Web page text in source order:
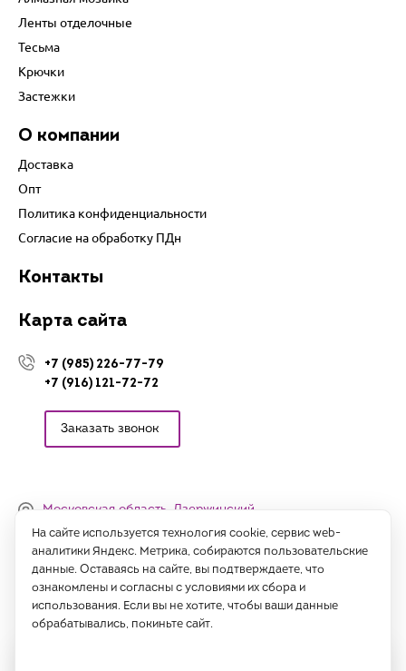
Ленты отделочные
Тесьма
Крючки
Застежки
О компании
Доставка
Опт
Политика конфиденциальности
Согласие на обработку ПДн
Контакты
Карта сайта
+7 (985) 226-77-79
+7 (916) 121-72-72
Заказать звонок
Московская область, Дзержинский,
Денисьевский проезд, 15 (офис)
Часы работы:
с 09:00 до 18:00, сб-вс - выходные
Написать нам
На сайте используется технология cookie, сервис web-
аналитики Яндекс. Метрика, собираются пользовательские
данные. Оставаясь на сайте, вы подтверждаете, что
ознакомлены и согласны с условиями их сбора и
использования. Если вы не хотите, чтобы ваши данные
обрабатывались, покиньте сайт.